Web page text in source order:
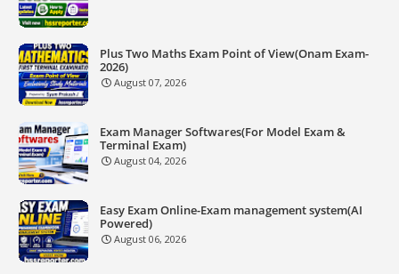
Plus Two Maths Exam Point of View(Onam Exam-
2026)
August 07, 2026
Exam Manager Softwares(For Model Exam &
Terminal Exam)
August 04, 2026
Easy Exam Online-Exam management system(AI
Powered)
August 06, 2026